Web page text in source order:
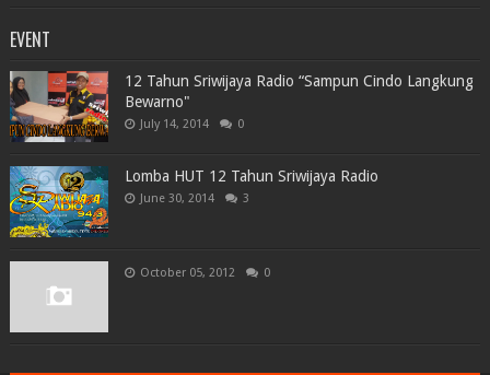
EVENT
12 Tahun Sriwijaya Radio “Sampun Cindo Langkung
Bewarno"
July 14, 2014 0
Lomba HUT 12 Tahun Sriwijaya Radio
June 30, 2014 3
October 05, 2012 0